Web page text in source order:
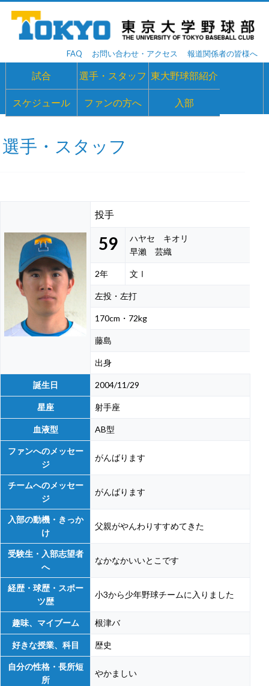
FAQ お問い合わせ・アクセス 報道関係者の皆様へ
試合 選手・スタッフ 東大野球部紹介
スケジュール ファンの方へ 入部
選手・スタッフ
投手
59
ハヤセ キオリ
早瀨 芸織
2年 文Ⅰ
左投・左打
170cm・72kg
藤島
出身
誕生日 2004/11/29
星座 射手座
血液型 AB型
ファンへのメッセー
ジ
がんばります
チームへのメッセー
ジ
がんばります
入部の動機・きっか
け
父親がやんわりすすめてきた
受験生・入部志望者
へ
なかなかいいとこです
経歴・球歴・スポー
ツ歴
小3から少年野球チームに入りました
趣味、マイブーム 根津バ
好きな授業、科目 歴史
自分の性格・長所短
所
やかましい